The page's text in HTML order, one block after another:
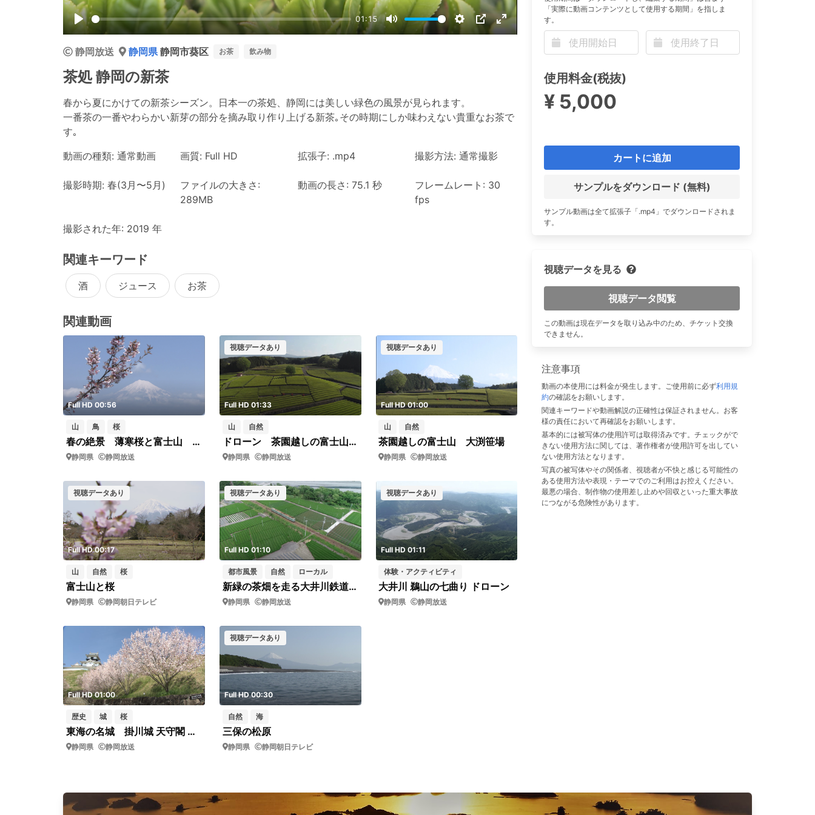
Play
01:15
Mute Settings
PIP Enter
静岡放送 静岡県静岡市葵区 お茶 飲み物
茶処 静岡の新茶
春から夏にかけての新茶シーズン。日本一の茶処、静岡には美しい緑色の風景が見られます。
一番茶の一番やわらかい新芽の部分を摘み取り作り上げる新茶｡その時期にしか味わえない貴重なお茶で
す｡
動画の種類: 通常動画
画質: Full HD 拡張子: .mp4 撮影方法: 通常撮影
撮影時期: 春(3月〜5月)
ファイルの大きさ:
289MB
動画の長さ: 75.1 秒
フレームレート: 30
fps
撮影された年: 2019 年
関連キーワード
酒 ジュース お茶
関連動画
Full HD 00:56
山 鳥 桜
春の絶景 薄寒桜と富士山 新幹線
静岡県 静岡放送
視聴データあり
Full HD 01:33
山 自然
ドローン 茶園越しの富士山 大渕笹場
静岡県 静岡放送
視聴データあり
Full HD 01:00
山 自然
茶園越しの富士山 大渕笹場
静岡県 静岡放送
視聴データあり
Full HD 00:17
山 自然 桜
富士山と桜
静岡県 静岡朝日テレビ
視聴データあり
Full HD 01:10
都市風景 自然 ローカル
新緑の茶畑を走る大井川鉄道 ドローン
静岡県 静岡放送
視聴データあり
Full HD 01:11
体験・アクティビティ
大井川 鵜山の七曲り ドローン
静岡県 静岡放送
Full HD 01:00
歴史 城 桜
東海の名城 掛川城 天守閣 と桜
静岡県 静岡放送
視聴データあり
Full HD 00:30
自然 海
三保の松原
静岡県 静岡朝日テレビ
「実際に動画コンテンツとして使用する期間」を指しま
す。
使用料金(税抜)
¥ 5,000
カートに追加
サンプルをダウンロード (無料)
サンプル動画は全て拡張子「.mp4」でダウンロードされま
す。
視聴データを見る
視聴データ閲覧
この動画は現在データを取り込み中のため、チケット交換
できません。
注意事項
動画の本使用には料金が発生します。ご使用前に必ず利用規
約の確認をお願いします。
関連キーワードや動画解説の正確性は保証されません。お客
様の責任において再確認をお願いします。
基本的には被写体の使用許可は取得済みです。チェックがで
きない使用方法に関しては、著作権者が使用許可を出してい
ない使用方法となります。
写真の被写体やその関係者、視聴者が不快と感じる可能性の
ある使用方法や表現・テーマでのご利用はお控えください。
最悪の場合、制作物の使用差し止めや回収といった重大事故
につながる危険性があります。